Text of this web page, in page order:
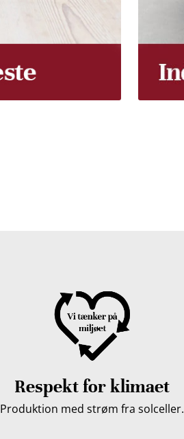
Respekt for klimaet
Produktion med strøm fra solceller.